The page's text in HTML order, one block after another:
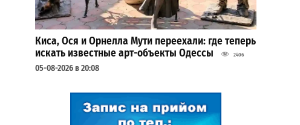
Киса, Ося и Орнелла Мути переехали: где теперь
искать известные арт-объекты Одессы
2406
05-08-2026 в 20:08